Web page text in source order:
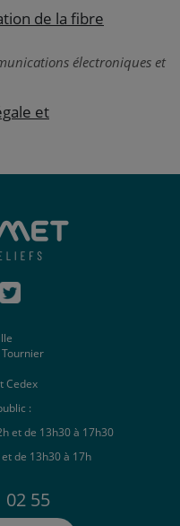
de la fibre
électroniques et
et
Tournier
Cedex
:
et de 13h30 à 17h30
de 13h30 à 17h
02 55